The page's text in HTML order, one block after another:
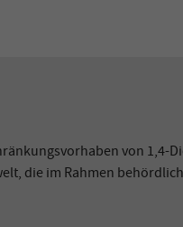
von 1,4-
die im Rahmen